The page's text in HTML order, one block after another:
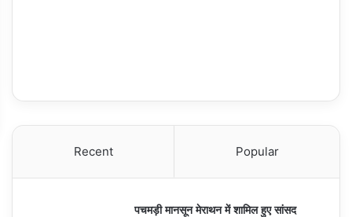
Recent Popular
पचमड़ी मानसून मेराथन में शामिल हुए सांसद